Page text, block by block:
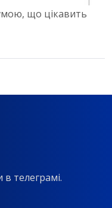
що цікавить
телеграмі.